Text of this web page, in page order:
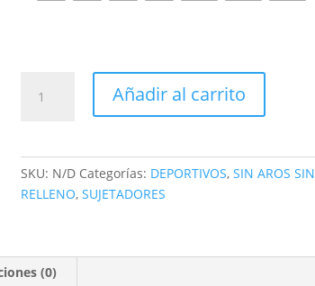
Añadir al carrito
SKU: N/D Categorías: DEPORTIVOS,SIN AROS SIN
RELLENO,SUJETADORES
(0)